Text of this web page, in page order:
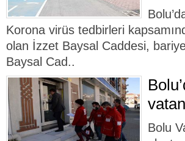
Korona virüs tedbirleri
olan İzzet Baysal Caddesi,
Baysal Cad..
Bolu